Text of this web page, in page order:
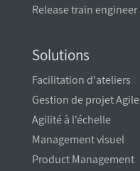
Release train engineer
Solutions
Facilitation d'ateliers
Gestion de projet Agile
Agilité à l'échelle
Management visuel
Product Management